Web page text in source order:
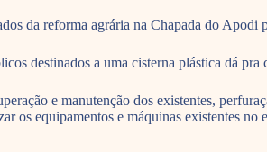
da reforma agrária na Chapada do
destinados a uma cisterna plástica dá
e manutenção dos existentes,
equipamentos e máquinas existentes no